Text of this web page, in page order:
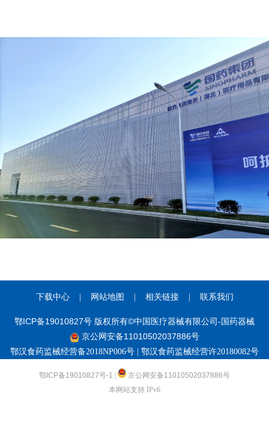
下载中心 网站地图 相关链接 联系我们
鄂ICP备19010827号 版权所有©中国医疗器械有限公司-国药器械
京公网安备11010502037886号
鄂汉食药监械经营备2018NP006号 | 鄂汉食药监械经营许20180082号
鄂ICP备19010827号-1
京公网安备11010502037886号
本网站支持 IPv6